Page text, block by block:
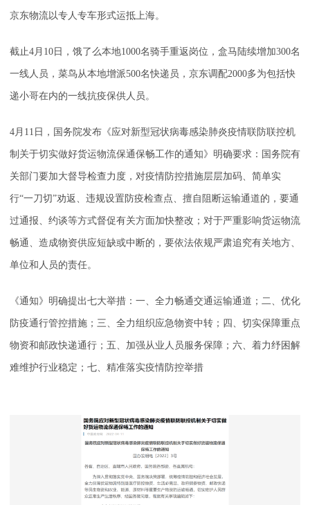
京东物流以专人专车形式运抵上海。
截止4月10日，饿了么本地1000名骑手重返岗位，盒马陆续增加300名
一线人员，菜鸟从本地增派500名快递员，京东调配2000多为包括快
递小哥在内的一线抗疫保供人员。
4月11日，国务院发布《应对新型冠状病毒感染肺炎疫情联防联控机
制关于切实做好货运物流保通保畅工作的通知》明确要求：国务院有
关部门要加大督导检查力度，对疫情防控措施层层加码、简单实
行“一刀切”劝返、违规设置防疫检查点、擅自阻断运输通道的，要通
过通报、约谈等方式督促有关方面加快整改；对于严重影响货运物流
畅通、造成物资供应短缺或中断的，要依法依规严肃追究有关地方、
单位和人员的责任。
《通知》明确提出七大举措：一、全力畅通交通运输通道；二、优化
防疫通行管控措施；三、全力组织应急物资中转；四、切实保障重点
物资和邮政快递通行；五、加强从业人员服务保障；六、着力纾困解
难维护行业稳定；七、精准落实疫情防控举措